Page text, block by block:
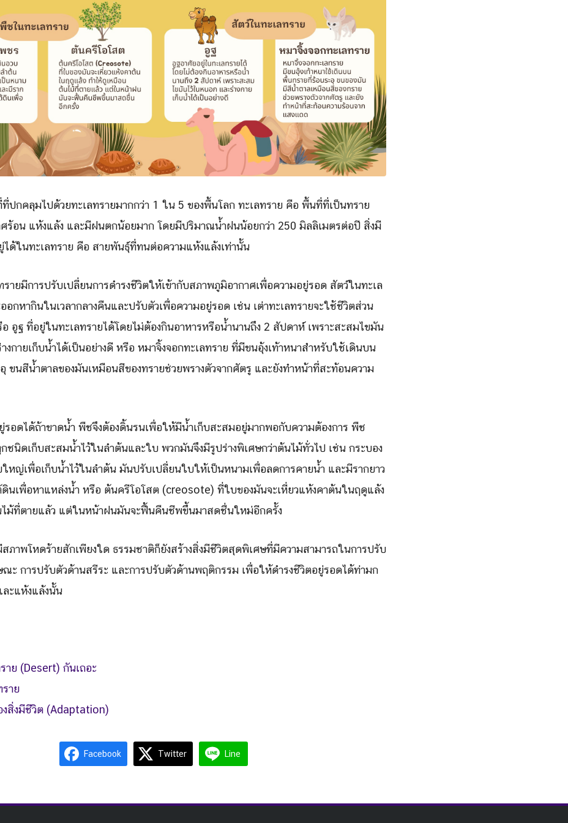
ที่ปกคลุมไปด้วยทะเลทรายมากกว่า 1 ใน 5 ของพื้นโลก ทะเลทราย คือ พื้นที่ที่เป็นทราย
ร้อน แห้งแล้ง และมีฝนตกน้อยมาก โดยมีปริมาณน้ำฝนน้อยกว่า 250 มิลลิเมตรต่อปี สิ่งมี
ได้ในทะเลทราย คือ สายพันธุ์ที่ทนต่อความแห้งแล้งเท่านั้น
รายมีการปรับเปลี่ยนการดำรงชีวิตให้เข้ากับสภาพภูมิอากาศเพื่อความอยู่รอด สัตว์ในทะเล
กหากินในเวลากลางคืนและปรับตัวเพื่อความอยู่รอด เช่น เต่าทะเลทรายจะใช้ชีวิตส่วน
อูฐ ที่อยู่ในทะเลทรายได้โดยไม่ต้องกินอาหารหรือน้ำนานถึง 2 สัปดาห์ เพราะสะสมไขมัน
งกายเก็บน้ำได้เป็นอย่างดี หรือ หมาจิ้งจอกทะเลทราย ที่มีขนอุ้งเท้าหนาสำหรับใช้เดินบน
ขนสีน้ำตาลของมันเหมือนสีของทรายช่วยพรางตัวจากศัตรู และยังทำหน้าที่สะท้อนความ
อดได้ถ้าขาดน้ำ พืชจึงต้องดิ้นรนเพื่อให้มีน้ำเก็บสะสมอยู่มากพอกับความต้องการ พืช
ชนิดเก็บสะสมน้ำไว้ในลำต้นและใบ พวกมันจึงมีรูปร่างพิเศษกว่าต้นไม้ทั่วไป เช่น กระบอง
หญ่เพื่อเก็บน้ำไว้ในลำต้น มันปรับเปลี่ยนใบให้เป็นหนามเพื่อลดการคายน้ำ และมีรากยาว
นเพื่อหาแหล่งน้ำ หรือ ต้นครีโอโสต (creosote) ที่ใบของมันจะเหี่ยวแห้งคาต้นในฤดูแล้ง
ม้ที่ตายแล้ว แต่ในหน้าฝนมันจะฟื้นคืนชีพขึ้นมาสดชื่นใหม่อีกครั้ง
สภาพโหดร้ายสักเพียงใด ธรรมชาติก็ยังสร้างสิ่งมีชีวิตสุดพิเศษที่มีความสามารถในการปรับ
ณะ การปรับตัวด้านสรีระ และการปรับตัวด้านพฤติกรรม เพื่อให้ดำรงชีวิตอยู่รอดได้ท่ามก
ละแห้งแล้งนั้น
าย (Desert) กันเถอะ
าย
งสิ่งมีชีวิต (Adaptation)
Facebook Twitter Line